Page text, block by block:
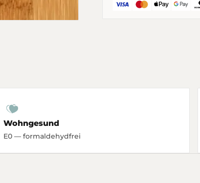
Wohngesund
E0 — formaldehydfrei